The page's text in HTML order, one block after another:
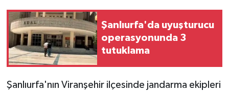
Şanlıurfa'da uyuşturucu
operasyonunda 3
tutuklama
Şanlıurfa'nın Viranşehir ilçesinde jandarma ekipleri
Gayrimenkul
GENEL